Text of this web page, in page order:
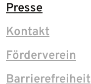
Presse
Kontakt
Förderverein
Barrierefreiheit